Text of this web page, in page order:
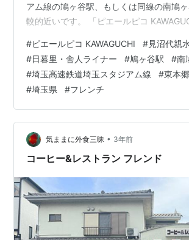
アム線の鳩ヶ谷駅、もしくは同線の南鳩
較的近いです。 「ピエールピコ
ストラン フレンド」があります。
morigen1.hatenablog.com
の日はちょうど鳩ヶ谷付近で昼を食べよう
り、ネットで探していたところ見つかった
ルピコ KAWAGUCHI」でした。気になっ…
#ピエールピコ KAWAGUCHI #見沼代親
#日暮里・舎人ライナー #鳩ヶ谷駅 #南
#埼玉高速鉄道埼玉スタジアム線 #東本郷
#埼玉県 #フレンチ
気ままに外食三昧 • 3年前
コーヒー&レストラン フレンド